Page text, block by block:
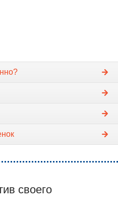
своего